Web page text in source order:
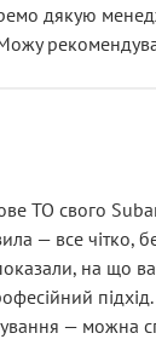
дякую
ТО свого
— все чітко,
на що
підхід.
— можна